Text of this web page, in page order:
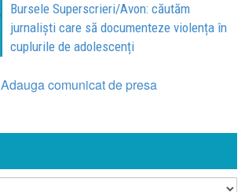
Bursele Superscrieri/Avon: căutăm
jurnaliști care să documenteze violența în
cuplurile de adolescenți
Adauga comunicat de presa